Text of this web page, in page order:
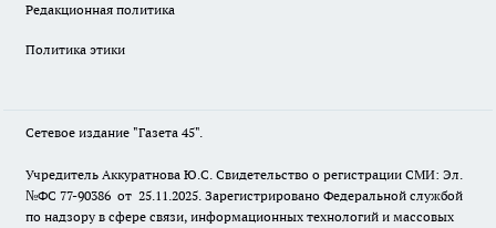
Редакционная политика
Политика этики
Сетевое издание "Газета 45".
Учредитель Аккуратнова Ю.С. Свидетельство о регистрации СМИ: Эл.
№ФС 77-90386 от 25.11.2025. Зарегистрировано Федеральной службой
по надзору в сфере связи, информационных технологий и массовых